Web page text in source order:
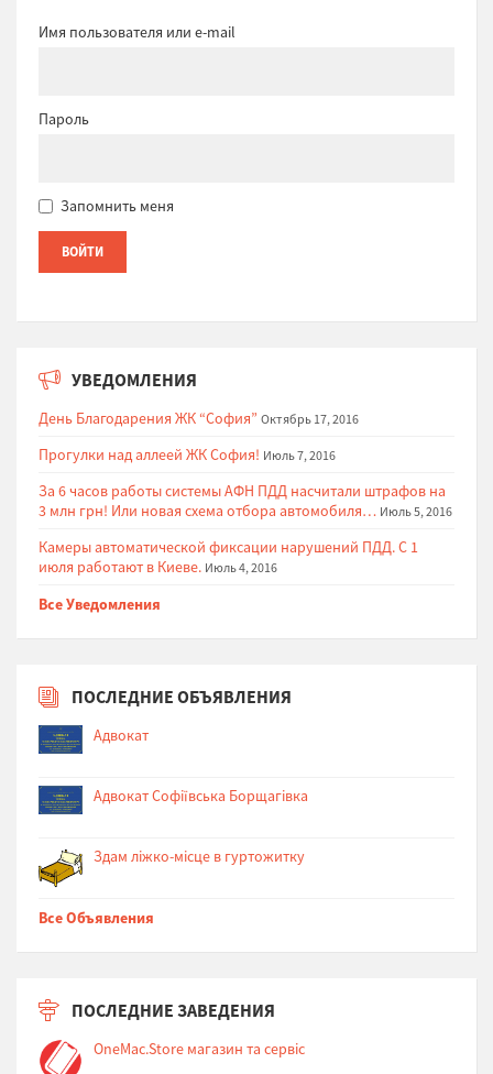
Имя пользователя или e-mail
Пароль
Запомнить меня
УВЕДОМЛЕНИЯ
День Благодарения ЖК “София” Октябрь 17, 2016
Прогулки над аллеей ЖК София! Июль 7, 2016
За 6 часов работы системы АФН ПДД насчитали штрафов на
3 млн грн! Или новая схема отбора автомобиля… Июль 5, 2016
Камеры автоматической фиксации нарушений ПДД. С 1
июля работают в Киеве. Июль 4, 2016
Все Уведомления
ПОСЛЕДНИЕ ОБЪЯВЛЕНИЯ
Адвокат
Адвокат Софіївська Борщагівка
Здам ліжко-місце в гуртожитку
Все Объявления
ПОСЛЕДНИЕ ЗАВЕДЕНИЯ
OneMac.Store магазин та сервіс